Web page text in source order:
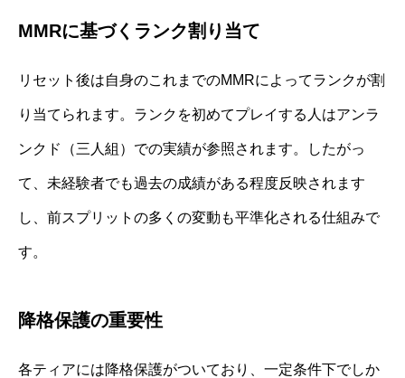
MMRに基づくランク割り当て
リセット後は自身のこれまでのMMRによってランクが割
り当てられます。ランクを初めてプレイする人はアンラ
ンクド（三人組）での実績が参照されます。したがっ
て、未経験者でも過去の成績がある程度反映されます
し、前スプリットの多くの変動も平準化される仕組みで
す。
降格保護の重要性
各ティアには降格保護がついており、一定条件下でしか